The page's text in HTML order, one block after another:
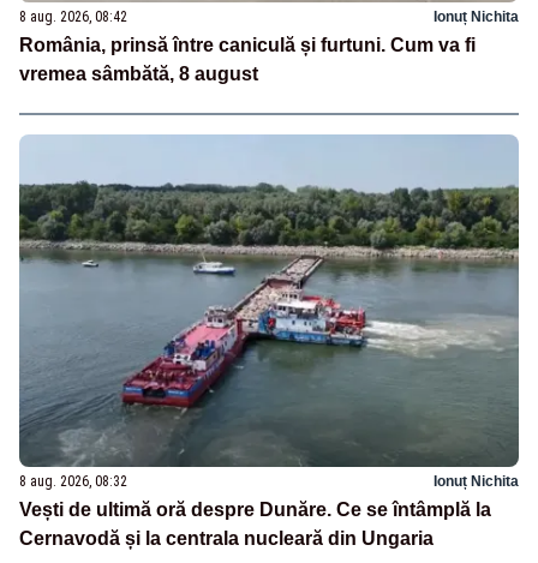
8 aug. 2026, 08:42 Ionuț Nichita
România, prinsă între caniculă și furtuni. Cum va fi
vremea sâmbătă, 8 august
8 aug. 2026, 08:32 Ionuț Nichita
Vești de ultimă oră despre Dunăre. Ce se întâmplă la
Cernavodă și la centrala nucleară din Ungaria